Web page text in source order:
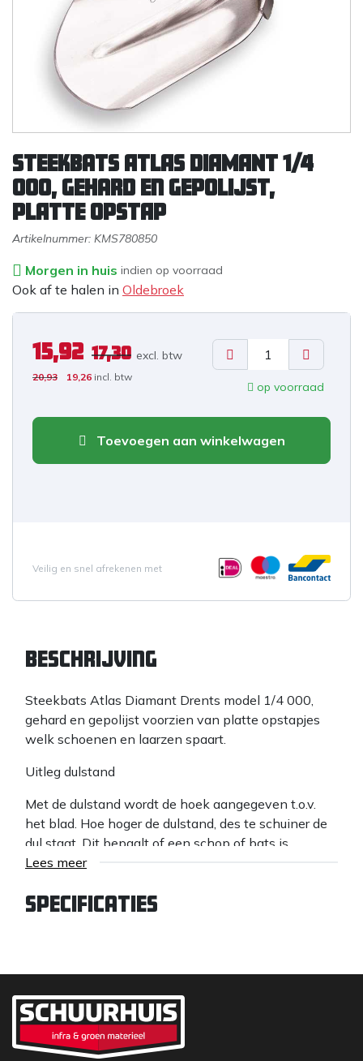
Steekbats ATLAS DIAMANT 1/4
000, gehard en gepolijst,
PLATTE OPSTAP
Artikelnummer: KMS780850
Morgen in huis indien op voorraad
Ook af te halen in Oldebroek
15,92 17,30 excl. btw
20,93 19,26 incl. btw
op voorraad
Toevoegen aan winkelwagen
Veilig en snel afrekenen met
Beschrijving
Steekbats Atlas Diamant Drents model 1/4 000,
gehard en gepolijst voorzien van platte opstapjes
welk schoenen en laarzen spaart.
Uitleg dulstand
Met de dulstand wordt de hoek aangegeven t.o.v.
het blad. Hoe hoger de dulstand, des te schuiner de
dul staat. Dit bepaalt of een schop of bats is
ontworpen om mee te steken of scheppen. De
dul, wanneer het blad vlak op de grond ligt.
1/2: de dul is 55 mm opgebogen, bijvoorbeeld voor
schepbatsen en betonschoppen
Lees meer
Specificaties